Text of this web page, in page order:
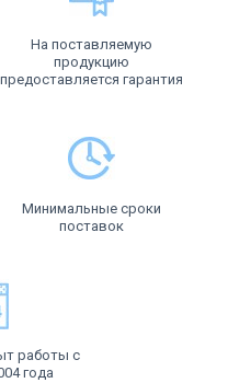
На поставляемую
продукцию
предоставляется гарантия
Минимальные сроки
поставок
работы с
года